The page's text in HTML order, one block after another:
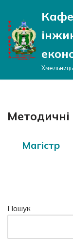
Перейти
до
вмісту
Методичні
Магістр
Пошук